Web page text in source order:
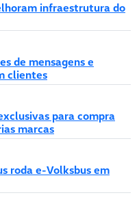
infraestrutura do
de mensagens e
clientes
para compra
marcas
roda e-Volksbus em